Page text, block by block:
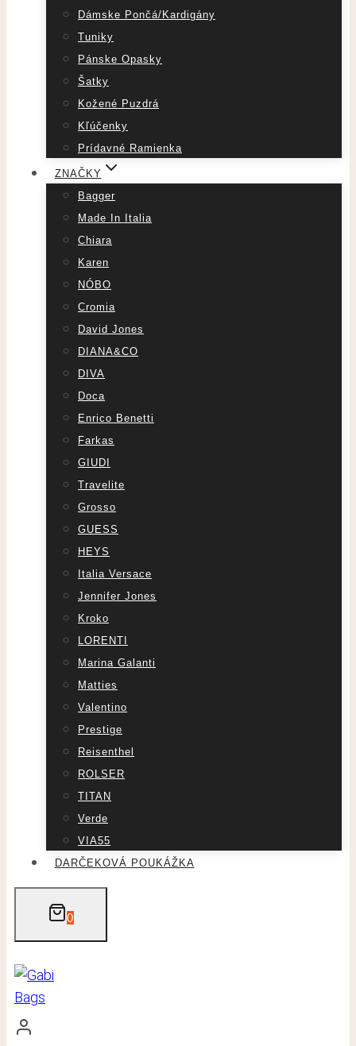
Dámske Pončá/Kardigány
Tuniky
Pánske Opasky
Šatky
Kožené Puzdrá
Kľúčenky
Prídavné Ramienka
ZNAČKY
Bagger
Made In Italia
Chiara
Karen
NÓBO
Cromia
David Jones
DIANA&CO
DIVA
Doca
Enrico Benetti
Farkas
GIUDI
Travelite
Grosso
GUESS
HEYS
Italia Versace
Jennifer Jones
Kroko
LORENTI
Marina Galanti
Matties
Valentino
Prestige
Reisenthel
ROLSER
TITAN
Verde
VIA55
DARČEKOVÁ POUKÁŽKA
0